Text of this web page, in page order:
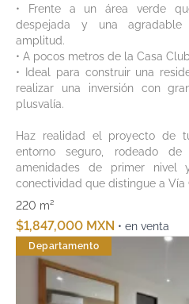
• Frente a un área verde
despejada y una agradable
amplitud.
• A pocos metros de la Casa
• Ideal para construir una
realizar una inversión con
plusvalía.
Haz realidad el proyecto de
entorno seguro, rodeado de
amenidades de primer nivel
conectividad que distingue a Vía
220 m²
$1,847,000 MXN • en venta
Departamento